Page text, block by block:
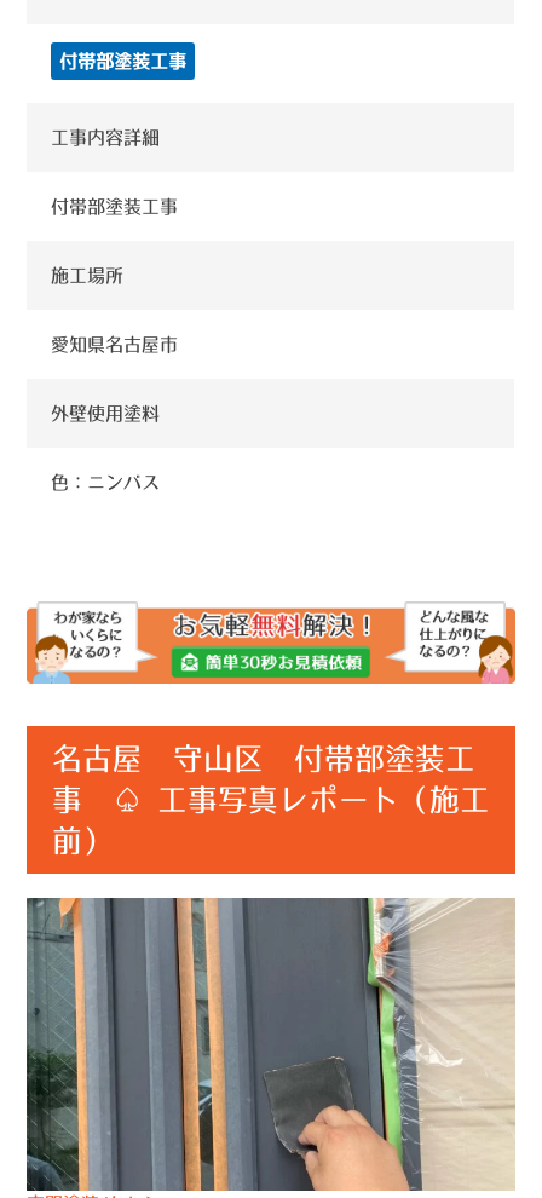
付帯部塗装工事
工事内容詳細
付帯部塗装工事
施工場所
愛知県名古屋市
外壁使用塗料
色：ニンバス
名古屋 守山区 付帯部塗装工
事 ♤ 工事写真レポート（施工
前）